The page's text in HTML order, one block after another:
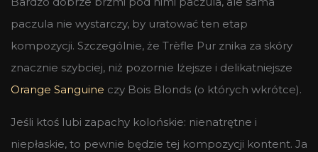
paczula nie wystarczy, by uratować ten etap
kompozycji. Szczególnie, że Trèfle Pur znika za skóry
znacznie szybciej, niż pozornie lżejsze i delikatniejsze
Orange Sanguine czy Bois Blonds (o których wkrótce).
Jeśli ktoś lubi zapachy kolońskie: nienatrętne i
niepłaskie, to pewnie będzie tej kompozycji kontent. Ja